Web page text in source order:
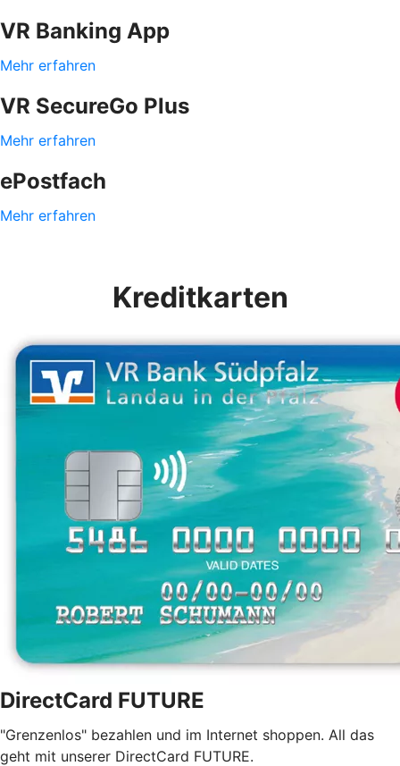
VR Banking App
Mehr erfahren
VR SecureGo Plus
Mehr erfahren
ePostfach
Mehr erfahren
Kreditkarten
DirectCard FUTURE
"Grenzenlos" bezahlen und im Internet shoppen. All das
geht mit unserer DirectCard FUTURE.